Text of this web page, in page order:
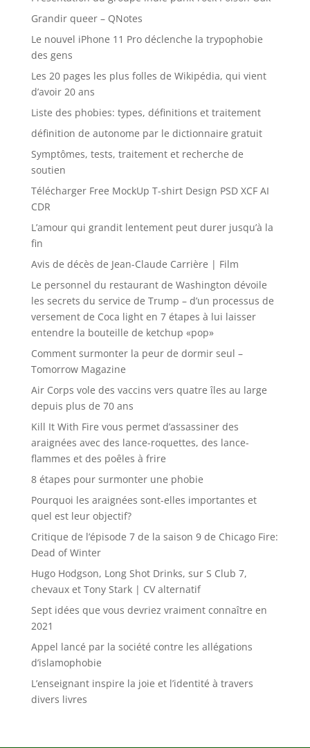
Grandir queer – QNotes
Le nouvel iPhone 11 Pro déclenche la trypophobie
des gens
Les 20 pages les plus folles de Wikipédia, qui vient
d’avoir 20 ans
Liste des phobies: types, définitions et traitement
définition de autonome par le dictionnaire gratuit
Symptômes, tests, traitement et recherche de
soutien
Télécharger Free MockUp T-shirt Design PSD XCF AI
CDR
L’amour qui grandit lentement peut durer jusqu’à la
fin
Avis de décès de Jean-Claude Carrière | Film
Le personnel du restaurant de Washington dévoile
les secrets du service de Trump – d’un processus de
versement de Coca light en 7 étapes à lui laisser
entendre la bouteille de ketchup «pop»
Comment surmonter la peur de dormir seul –
Tomorrow Magazine
Air Corps vole des vaccins vers quatre îles au large
depuis plus de 70 ans
Kill It With Fire vous permet d’assassiner des
araignées avec des lance-roquettes, des lance-
flammes et des poêles à frire
8 étapes pour surmonter une phobie
Pourquoi les araignées sont-elles importantes et
quel est leur objectif?
Critique de l’épisode 7 de la saison 9 de Chicago Fire:
Dead of Winter
Hugo Hodgson, Long Shot Drinks, sur S Club 7,
chevaux et Tony Stark | CV alternatif
Sept idées que vous devriez vraiment connaître en
2021
Appel lancé par la société contre les allégations
d’islamophobie
L’enseignant inspire la joie et l’identité à travers
divers livres